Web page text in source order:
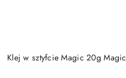
Klej w sztyfcie Magic 20g Magic